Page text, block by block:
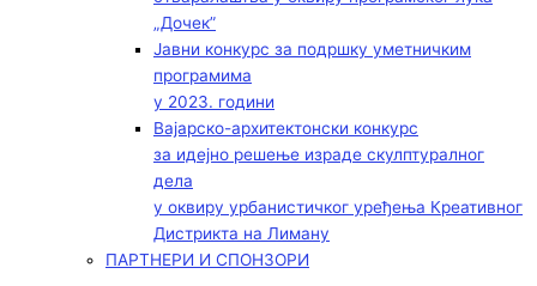
„Дочек”
Јавни конкурс за подршку уметничким
програмима
у 2023. години
Вајарско-архитектонски конкурс
за идејно решење израде скулптуралног
дела
у оквиру урбанистичког уређења Креативног
Дистрикта на Лиману
ПАРТНЕРИ И СПОНЗОРИ